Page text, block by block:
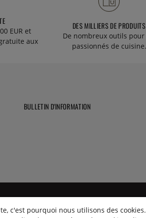
EUR et
aux
DES MILLIERS DE PRODUITS
De nombreux outils pour
passionnés de cuisine.
BULLETIN D'INFORMATION
c'est pourquoi nous utilisons des